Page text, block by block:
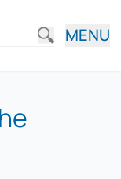
MENU